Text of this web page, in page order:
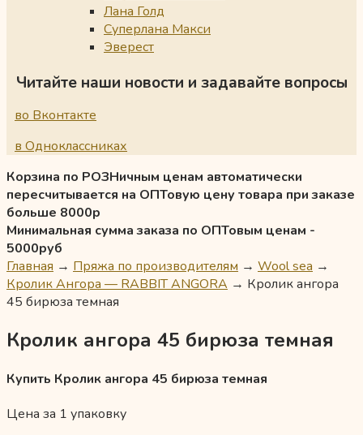
Лана Голд
Суперлана Макси
Эверест
Читайте наши новости и задавайте вопросы
во Вконтакте
в Одноклассниках
Корзина по РОЗНичным ценам автоматически
пересчитывается на ОПТовую цену товара при заказе
больше 8000р
Минимальная сумма заказа по ОПТовым ценам -
5000руб
Главная → Пряжа по производителям → Wool sea →
Кролик Ангора — RABBIT ANGORA → Кролик ангора
45 бирюза темная
Кролик ангора 45 бирюза темная
Купить Кролик ангора 45 бирюза темная
Цена за 1 упаковку